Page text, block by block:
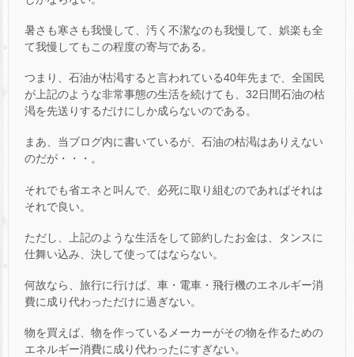
暑さも寒さも我慢して、汚く不潔なのも我慢して、娯楽も全
て我慢してもこの程度の寄与である。
つまり、石油が枯渇すると言われている40年先まで、全国民
が上記のような非常事態の生活を続けても、32日間石油の枯
渇を先送りするだけにしか成らないのである。
まあ、当ブログ内に書いているが、石油の枯渇はありえない
のだが・・・。
それでも省エネと叫んで、必死に取り組むのであればそれは
それで良い。
ただし、上記のような生活をして節約したお金は、タンスに
仕舞い込み、決して使ってはならない。
何故なら、旅行に行けば、車・電車・飛行機のエネルギー消
費に成り代わっただけに過ぎない。
物を買えば、物を作っているメーカーがその物を作るための
エネルギー消費に成り代わったにすぎない。